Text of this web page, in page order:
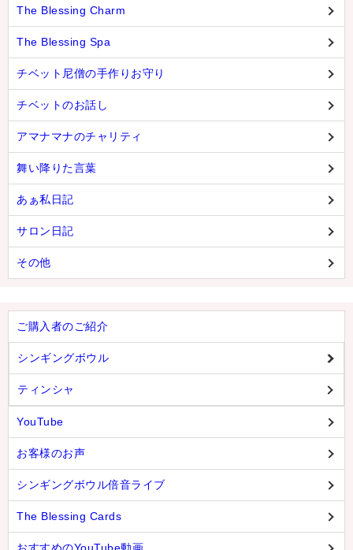
The Blessing Charm
The Blessing Spa
チベット尼僧の手作りお守り
チベットのお話し
アマナマナのチャリティ
舞い降りた言葉
あぁ私日記
サロン日記
その他
ご購入者のご紹介
シンギングボウル
ティンシャ
YouTube
お客様のお声
シンギングボウル倍音ライブ
The Blessing Cards